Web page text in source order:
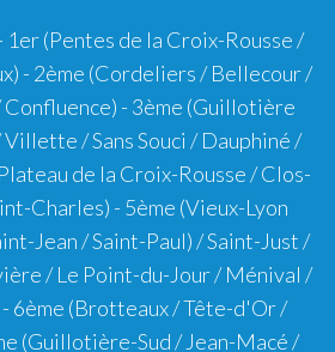
1er(Pentes de la Croix-Rousse /
- 2ème (Cordeliers / Bellecour /
- 3ème (Guillotière
/ Sans Souci / Dauphiné /
de la Croix-Rousse / Clos-
Charles) - 5ème (Vieux-Lyon
Jean / Saint-Paul) / Saint-Just /
/ Le Point-du-Jour / Ménival /
6ème (Brotteaux / Tête-d'Or /
(Guillotière-Sud / Jean-Macé /